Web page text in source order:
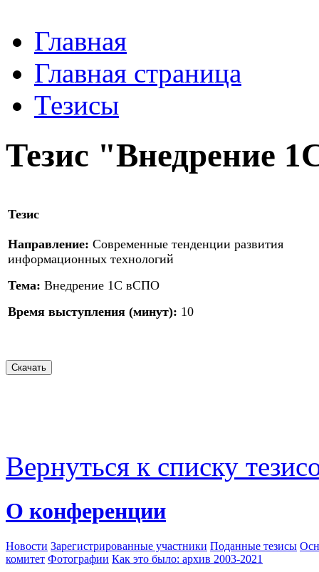
Главная
Главная страница
Тезисы
Тезис "Внедрение
Тезис
Направление: Современные тенденции развития
информационных технологий
Тема: Внедрение 1С вСПО
Время выступления (минут): 10
Вернуться к списку
О конференции
Новости Зарегистрированные участники Поданные тезисы
комитет Фотографии Как это было: архив 2003-2021